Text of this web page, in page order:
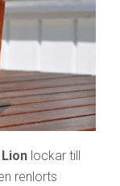
Lion lockar till
renlorts